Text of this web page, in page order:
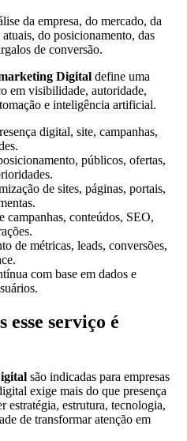
da empresa, do mercado, da
do posicionamento, das
de conversão.
Digital define uma
em visibilidade, autoridade,
e inteligência artificial.
digital, site, campanhas,
públicos, ofertas,
de sites, páginas, portais,
campanhas, conteúdos, SEO,
de métricas, leads, conversões,
com base em dados e
esse serviço é
são indicadas para empresas
exige mais do que presença
estratégia, estrutura, tecnologia,
de transformar atenção em